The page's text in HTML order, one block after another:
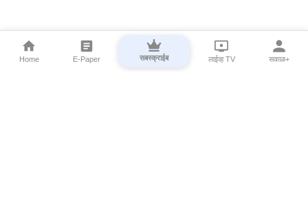
Home E-Paper सबस्क्राईब लाईव्ह TV सकाळ+